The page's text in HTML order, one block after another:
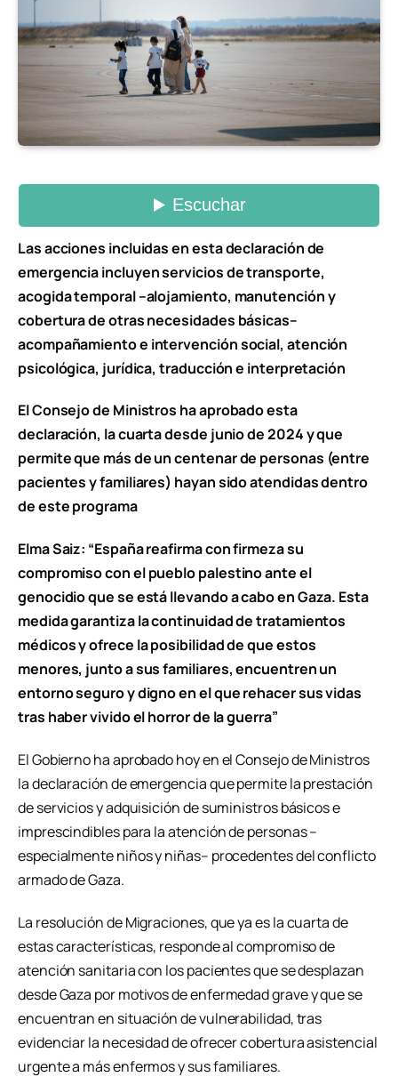
Las acciones incluidas en esta declaración de
emergencia incluyen servicios de transporte,
acogida temporal –alojamiento, manutención y
cobertura de otras necesidades básicas–
acompañamiento e intervención social, atención
psicológica, jurídica, traducción e interpretación
El Consejo de Ministros ha aprobado esta
declaración, la cuarta desde junio de 2024 y que
permite que más de un centenar de personas (entre
pacientes y familiares) hayan sido atendidas dentro
de este programa
Elma Saiz: “España reafirma con firmeza su
compromiso con el pueblo palestino ante el
genocidio que se está llevando a cabo en Gaza. Esta
medida garantiza la continuidad de tratamientos
médicos y ofrece la posibilidad de que estos
menores, junto a sus familiares, encuentren un
entorno seguro y digno en el que rehacer sus vidas
tras haber vivido el horror de la guerra”
El Gobierno ha aprobado hoy en el Consejo de Ministros
la declaración de emergencia que permite la prestación
de servicios y adquisición de suministros básicos e
imprescindibles para la atención de personas –
especialmente niños y niñas– procedentes del conflicto
armado de Gaza.
La resolución de Migraciones, que ya es la cuarta de
estas características, responde al compromiso de
atención sanitaria con los pacientes que se desplazan
desde Gaza por motivos de enfermedad grave y que se
encuentran en situación de vulnerabilidad, tras
evidenciar la necesidad de ofrecer cobertura asistencial
urgente a más enfermos y sus familiares.